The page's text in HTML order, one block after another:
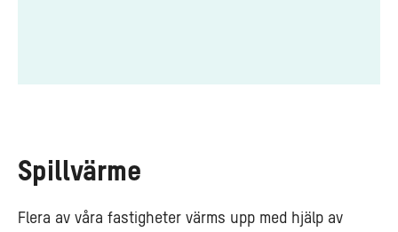
Spillvärme
Flera av våra fastigheter värms upp med hjälp av